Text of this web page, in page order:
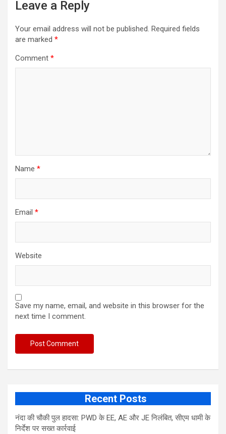
Leave a Reply
Your email address will not be published. Required fields
are marked *
Comment *
Name *
Email *
Website
Save my name, email, and website in this browser for the
next time I comment.
Recent Posts
नंदा की चौकी पुल हादसा: PWD के EE, AE और JE निलंबित, सीएम धामी के
निर्देश पर सख्त कार्रवाई